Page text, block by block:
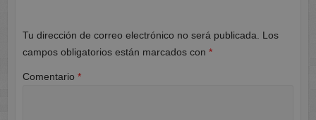
Tu dirección de correo electrónico no será publicada.
Los
campos obligatorios están marcados con *
Comentario *